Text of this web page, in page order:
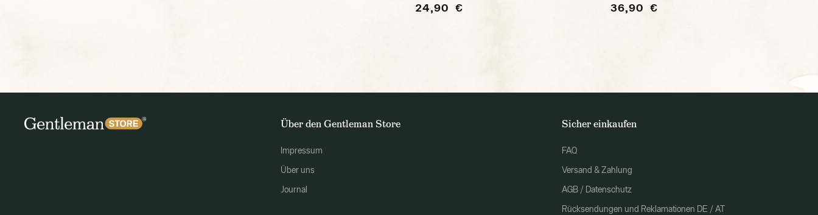
24,90 € 36,90 €
Über den Gentleman Store
Impressum
Über uns
Journal
Sicher einkaufen
FAQ
Versand & Zahlung
AGB / Datenschutz
Rücksendungen und Reklamationen DE / AT